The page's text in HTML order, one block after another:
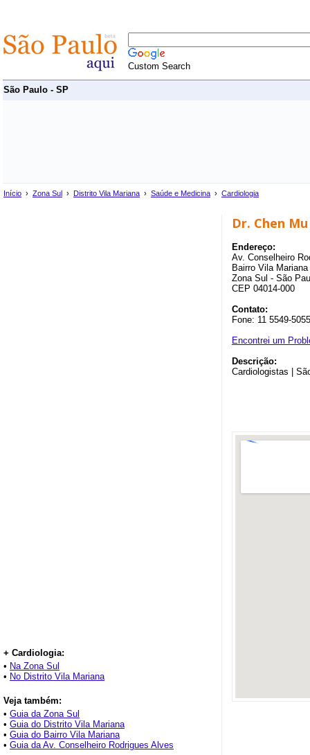
Custom Search
São Paulo - SP
Início › Zona Sul › Distrito Vila Mariana › Saúde e Medicina › Cardiologia
+ Cardiologia:
• Na Zona Sul
• No Distrito Vila Mariana
Veja também:
• Guia da Zona Sul
• Guia do Distrito Vila Mariana
• Guia do Bairro Vila Mariana
• Guia da Av. Conselheiro Rodrigues Alves
Dr. Chen
Endereço:
Av. Conselheiro
Bairro Vila
Zona Sul - São
CEP 04014-000
Contato:
Fone: 11 5549-5055
Encontrei um
Descrição:
Cardiologistas |